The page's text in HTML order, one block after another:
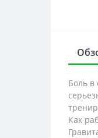
Боль в
Как